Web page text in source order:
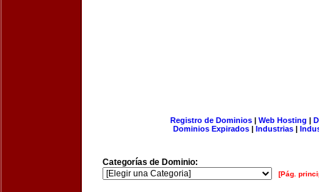
Registro de Dominios| Web Hosting |
Dominios Expirados | Industrias |
Categorías de Dominio:
[Pág.